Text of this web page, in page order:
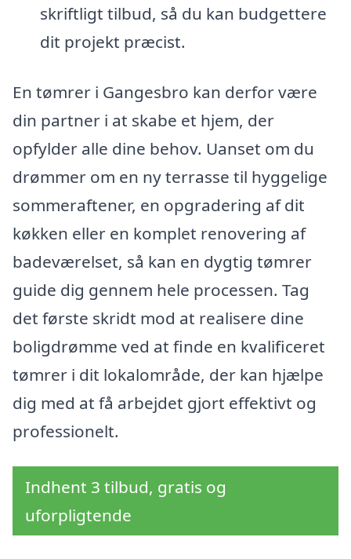
skriftligt tilbud, så du kan budgettere
dit projekt præcist.
En tømrer i Gangesbro kan derfor være
din partner i at skabe et hjem, der
opfylder alle dine behov. Uanset om du
drømmer om en ny terrasse til hyggelige
sommeraftener, en opgradering af dit
køkken eller en komplet renovering af
badeværelset, så kan en dygtig tømrer
guide dig gennem hele processen. Tag
det første skridt mod at realisere dine
boligdrømme ved at finde en kvalificeret
tømrer i dit lokalområde, der kan hjælpe
dig med at få arbejdet gjort effektivt og
professionelt.
Indhent 3 tilbud, gratis og
uforpligtende